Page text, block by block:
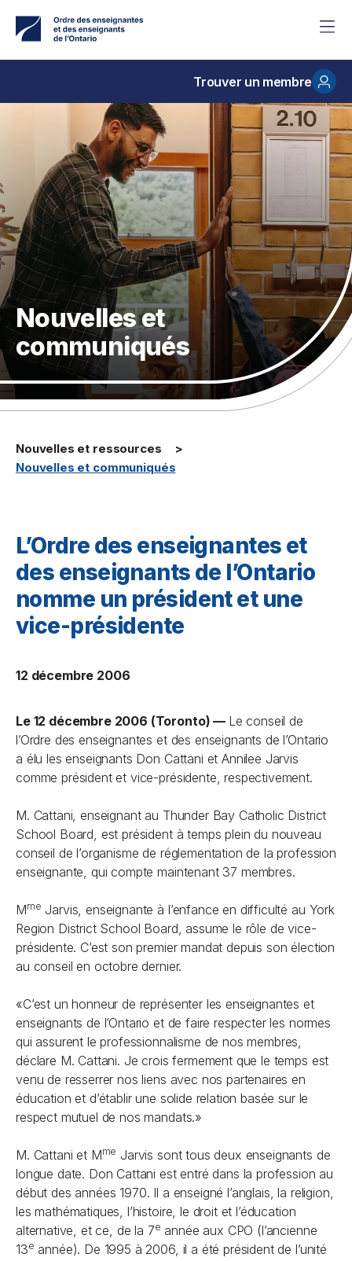
contenu
Trouver un membre
Nouvelles et
communiqués
Nouvelles et ressources
Nouvelles et communiqués
L’Ordre des enseignantes et
des enseignants de l’Ontario
nomme un président et une
vice-présidente
12 décembre 2006
Le 12 décembre 2006 (Toronto) — Le conseil de
l’Ordre des enseignantes et des enseignants de l’Ontario
a élu les enseignants Don Cattani et Annilee Jarvis
comme président et vice-présidente, respectivement.
M. Cattani, enseignant au Thunder Bay Catholic District
School Board, est président à temps plein du nouveau
conseil de l’organisme de réglementation de la profession
enseignante, qui compte maintenant 37 membres.
Mme Jarvis, enseignante à l’enfance en difficulté au York
Region District School Board, assume le rôle de vice-
présidente. C’est son premier mandat depuis son élection
au conseil en octobre dernier.
«C’est un honneur de représenter les enseignantes et
enseignants de l’Ontario et de faire respecter les normes
qui assurent le professionnalisme de nos membres,
déclare M. Cattani. Je crois fermement que le temps est
venu de resserrer nos liens avec nos partenaires en
éducation et d’établir une solide relation basée sur le
respect mutuel de nos mandats.»
M. Cattani et Mme Jarvis sont tous deux enseignants de
longue date. Don Cattani est entré dans la profession au
début des années 1970. Il a enseigné l’anglais, la religion,
les mathématiques, l’histoire, le droit et l’éducation
alternative, et ce, de la 7e année aux CPO (l’ancienne
13e année). De 1995 à 2006, il a été président de l’unité